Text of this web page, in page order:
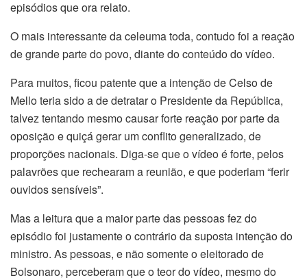
episódios que ora relato.
O mais interessante da celeuma toda, contudo foi a reação
de grande parte do povo, diante do conteúdo do vídeo.
Para muitos, ficou patente que a intenção de Celso de
Mello teria sido a de detratar o Presidente da República,
talvez tentando mesmo causar forte reação por parte da
oposição e quiçá gerar um conflito generalizado, de
proporções nacionais. Diga-se que o vídeo é forte, pelos
palavrões que rechearam a reunião, e que poderiam “ferir
ouvidos sensíveis”.
Mas a leitura que a maior parte das pessoas fez do
episódio foi justamente o contrário da suposta intenção do
ministro. As pessoas, e não somente o eleitorado de
Bolsonaro, perceberam que o teor do vídeo, mesmo do